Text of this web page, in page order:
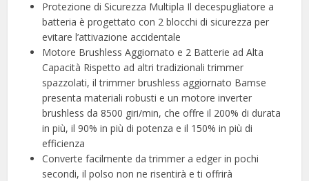
Protezione di Sicurezza Multipla Il decespugliatore a
batteria è progettato con 2 blocchi di sicurezza per
evitare l’attivazione accidentale
Motore Brushless Aggiornato e 2 Batterie ad Alta
Capacità Rispetto ad altri tradizionali trimmer
spazzolati, il trimmer brushless aggiornato Bamse
presenta materiali robusti e un motore inverter
brushless da 8500 giri/min, che offre il 200% di durata
in più, il 90% in più di potenza e il 150% in più di
efficienza
Converte facilmente da trimmer a edger in pochi
secondi, il polso non ne risentirà e ti offrirà